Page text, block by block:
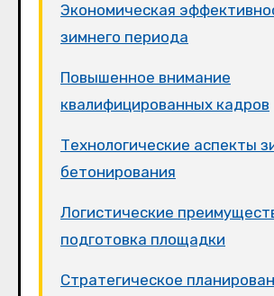
Экономическая
зимнего периода
Повышенное внимание
квалифицированных кадров
Технологические аспекты
бетонирования
Логистические
подготовка площадки
Стратегическое